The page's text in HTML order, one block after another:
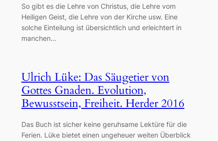
So gibt es die Lehre von Christus, die Lehre vom
Heiligen Geist, die Lehre von der Kirche usw. Eine
solche Einteilung ist übersichtlich und erleichtert in
manchen…
Ulrich Lüke: Das Säugetier von
Gottes Gnaden. Evolution,
Bewusstsein, Freiheit. Herder 2016
Das Buch ist sicher keine geruhsame Lektüre für die
Ferien. Lüke bietet einen ungeheuer weiten Überblick